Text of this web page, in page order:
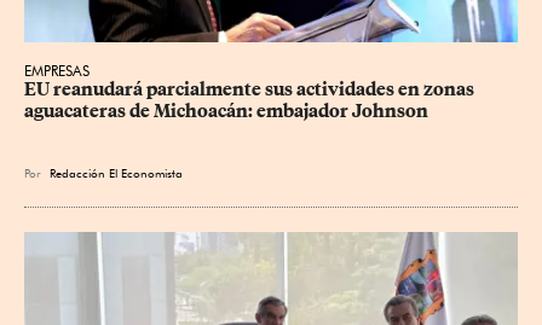
EMPRESAS
EU reanudará parcialmente sus actividades en zonas
aguacateras de Michoacán: embajador Johnson
Por Redacción El Economista